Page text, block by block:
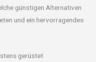
günstigen Alternativen
und ein hervorragendes
gerüstet